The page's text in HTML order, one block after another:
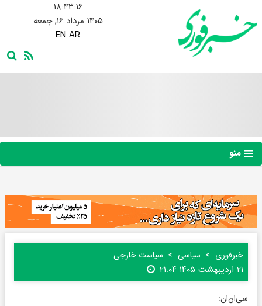
۱۸:۴۳:۱۷
۱۴۰۵ مرداد ۱۶, جمعه
EN AR
منو
خبرفوری سیاسی سیاست خارجی
۲۱ اردیبهشت ۱۴۰۵ ۲۱:۰۴
سی‌ان‌ان: